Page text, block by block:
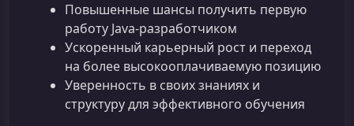
Повышенные шансы получить первую
работу Java-разработчиком
Ускоренный карьерный рост и переход
на более высокооплачиваемую позицию
Уверенность в своих знаниях и
структуру для эффективного обучения